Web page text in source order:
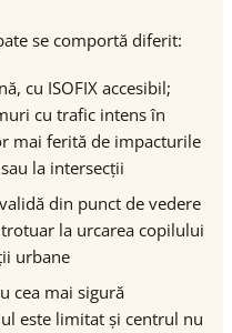
se comportă diferit:
cu ISOFIX accesibil;
cu trafic intens în
mai ferită de impacturile
la intersecții
din punct de vedere
la urcarea copilului
urbane
cea mai sigură
este limitat și centrul nu